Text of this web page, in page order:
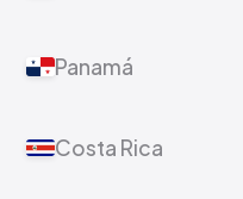
Panamá
Costa Rica